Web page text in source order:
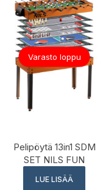
Varasto loppu
Pelipöytä 13in1 SDM
SET NILS FUN
LUE LISÄÄ